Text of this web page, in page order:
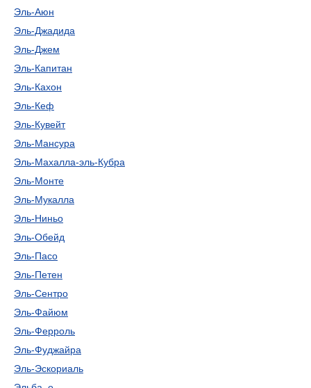
Эль-Аюн
Эль-Джадида
Эль-Джем
Эль-Капитан
Эль-Кахон
Эль-Кеф
Эль-Кувейт
Эль-Мансура
Эль-Махалла-эль-Кубра
Эль-Монте
Эль-Мукалла
Эль-Ниньо
Эль-Обейд
Эль-Пасо
Эль-Петен
Эль-Сентро
Эль-Файюм
Эль-Ферроль
Эль-Фуджайра
Эль-Эскориаль